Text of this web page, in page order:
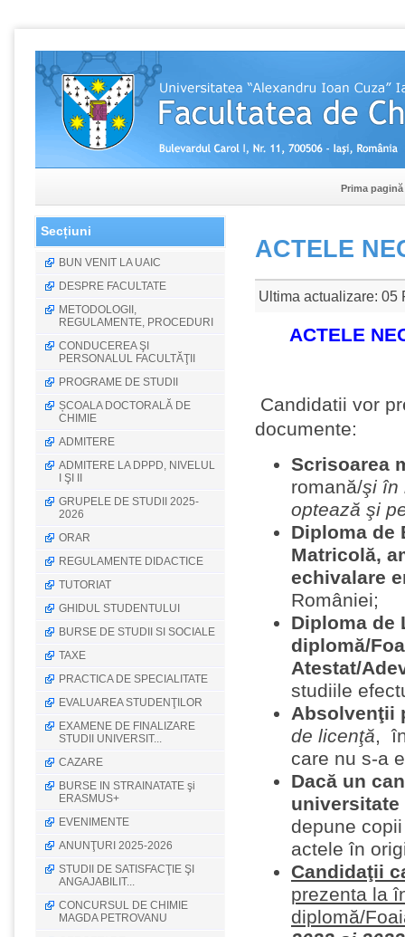
Prima pagină
Secțiuni
BUN VENIT LA UAIC
DESPRE FACULTATE
METODOLOGII,
REGULAMENTE, PROCEDURI
CONDUCEREA ŞI
PERSONALUL FACULTĂŢII
PROGRAME DE STUDII
ȘCOALA DOCTORALĂ DE
CHIMIE
ADMITERE
ADMITERE LA DPPD, NIVELUL
I ŞI II
GRUPELE DE STUDII 2025-
2026
ORAR
REGULAMENTE DIDACTICE
TUTORIAT
GHIDUL STUDENTULUI
BURSE DE STUDII SI SOCIALE
TAXE
PRACTICA DE SPECIALITATE
EVALUAREA STUDENŢILOR
EXAMENE DE FINALIZARE
STUDII UNIVERSIT...
CAZARE
BURSE IN STRAINATATE şi
ERASMUS+
EVENIMENTE
ANUNŢURI 2025-2026
STUDII DE SATISFACŢIE ŞI
ANGAJABILIT...
CONCURSUL DE CHIMIE
MAGDA PETROVANU
ACTELE
Ultima actualizare: 05
ACTELE
Candidatii vor
documente:
Scrisoarea
romană/şi în
optează şi
Diploma de
Matricolă,
echivalare
României;
Diploma de
diplomă/
Atestat/
studiile
Absolvenţii
de licenţă,
care nu s-a
Dacă un
depune
actele în
Candidaţii
prezenta la
diplomă/